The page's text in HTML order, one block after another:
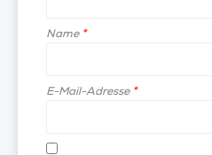
Name *
E-Mail-Adresse *